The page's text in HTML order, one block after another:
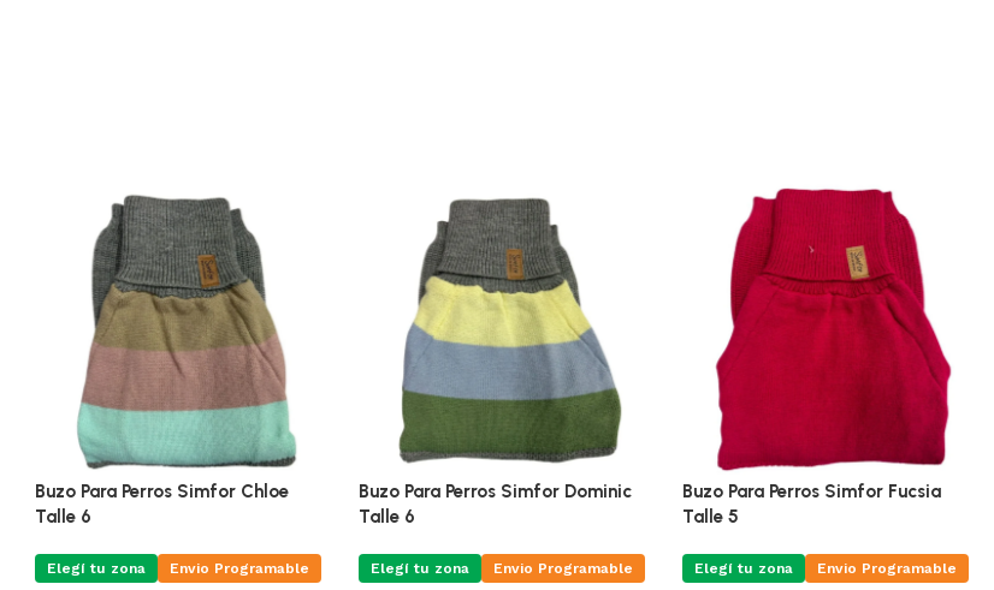
Ferribiella Buzo Para Perros
Cappotto Air Coat Negro 27 Cm
Elegí tu zona Envio Programable
Buzo Para Perros Simfor Chloe
Talle 6
Elegí tu zona Envio Programable
Buzo Para Perros Simfor Dominic
Talle 6
Elegí tu zona Envio Programable